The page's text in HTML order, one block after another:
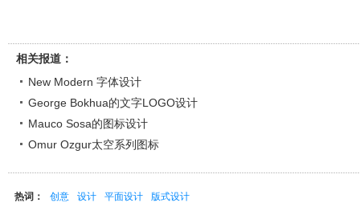
相关报道：
New Modern 字体设计
George Bokhua的文字LOGO设计
Mauco Sosa的图标设计
Omur Ozgur太空系列图标
热词： 创意 设计 平面设计 版式设计